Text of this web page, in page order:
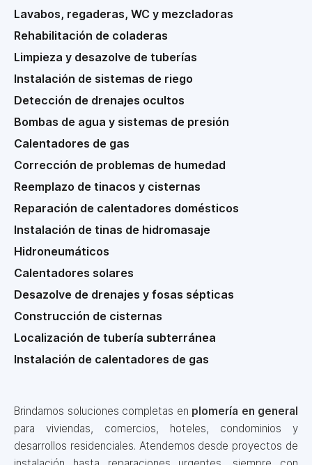
Lavabos, regaderas, WC y mezcladoras
Rehabilitación de coladeras
Limpieza y desazolve de tuberías
Instalación de sistemas de riego
Detección de drenajes ocultos
Bombas de agua y sistemas de presión
Calentadores de gas
Corrección de problemas de humedad
Reemplazo de tinacos y cisternas
Reparación de calentadores domésticos
Instalación de tinas de hidromasaje
Hidroneumáticos
Calentadores solares
Desazolve de drenajes y fosas sépticas
Construcción de cisternas
Localización de tubería subterránea
Instalación de calentadores de gas
Brindamos soluciones completas en plomería en general
para viviendas, comercios, hoteles, condominios y
desarrollos residenciales. Atendemos desde proyectos de